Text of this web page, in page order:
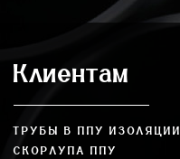
Клиентам
ТРУБЫ В ППУ ИЗОЛЯЦИИ
СКОРЛУПА ППУ